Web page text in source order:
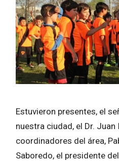
Estuvieron presentes, el
nuestra ciudad, el Dr.
coordinadores del área,
Saboredo, el presidente